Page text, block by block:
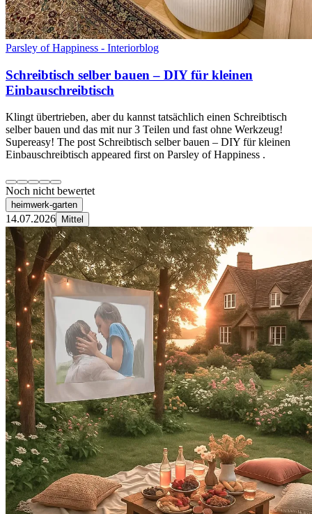
Parsley of Happiness - Interiorblog
Schreibtisch selber bauen – DIY für kleinen
Einbauschreibtisch
Klingt übertrieben, aber du kannst tatsächlich einen Schreibtisch
selber bauen und das mit nur 3 Teilen und fast ohne Werkzeug!
Supereasy! The post Schreibtisch selber bauen – DIY für kleinen
Einbauschreibtisch appeared first on Parsley of Happiness .
Noch nicht bewertet
heimwerk-garten
14.07.2026 Mittel